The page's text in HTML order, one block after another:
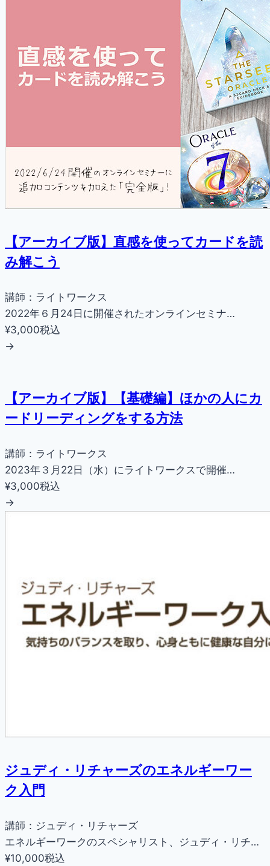
【アーカイブ版】直感を使ってカードを読
み解こう
講師：ライトワークス
2022年６月24日に開催されたオンラインセミナ…
¥3,000税込
→
【アーカイブ版】【基礎編】ほかの人にカ
ードリーディングをする方法
講師：ライトワークス
2023年３月22日（水）にライトワークスで開催…
¥3,000税込
→
ジュディ・リチャーズのエネルギーワー
ク入門
講師：ジュディ・リチャーズ
エネルギーワークのスペシャリスト、ジュディ・リチ…
¥10,000税込